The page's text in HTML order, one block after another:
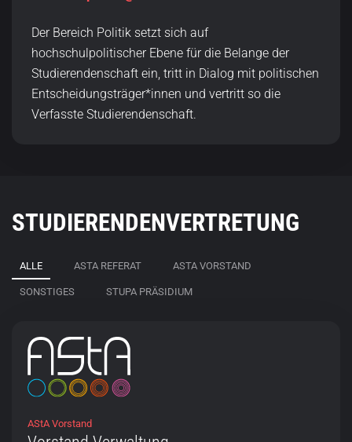
Der Bereich Politik setzt sich auf
hochschulpolitischer Ebene für die Belange der
Studierendenschaft ein, tritt in Dialog mit politischen
Entscheidungsträger*innen und vertritt so die
Verfasste Studierendenschaft.
STUDIERENDENVERTRETUNG
ALLE ASTA REFERAT ASTA VORSTAND
SONSTIGES STUPA PRÄSIDIUM
AStA Vorstand